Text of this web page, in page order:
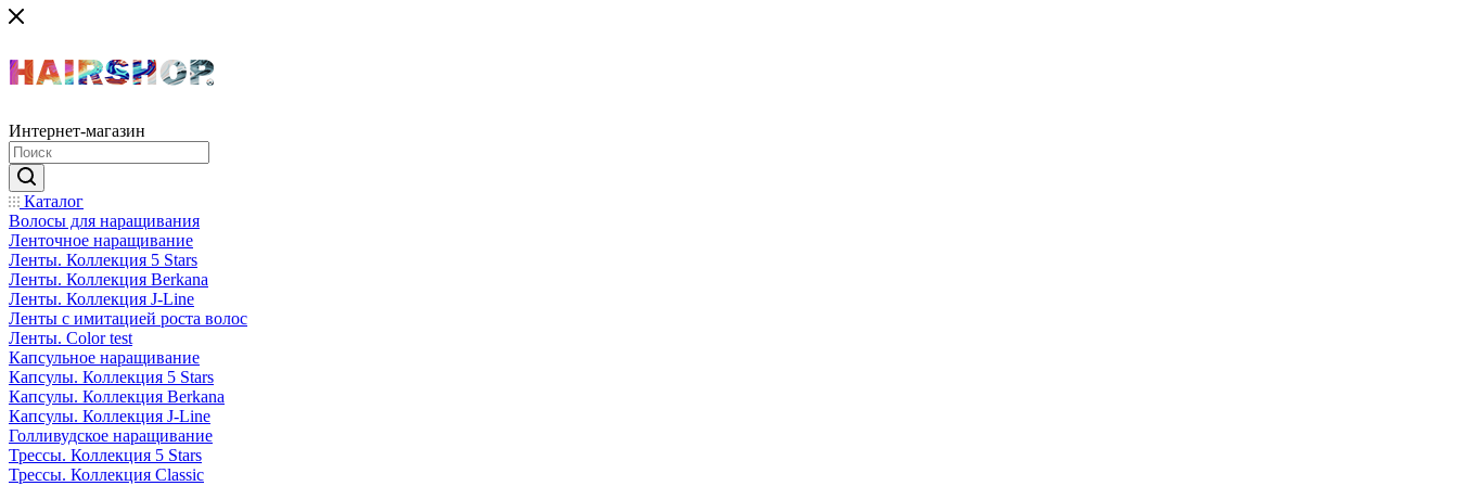
Интернет-магазин
Каталог
Волосы для наращивания
Ленточное наращивание
Ленты. Коллекция 5 Stars
Ленты. Коллекция Berkana
Ленты. Коллекция J-Line
Ленты с имитацией роста волос
Ленты. Color test
Капсульное наращивание
Капсулы. Коллекция 5 Stars
Капсулы. Коллекция Berkana
Капсулы. Коллекция J-Line
Голливудское наращивание
Трессы. Коллекция 5 Stars
Трессы. Коллекция Classic